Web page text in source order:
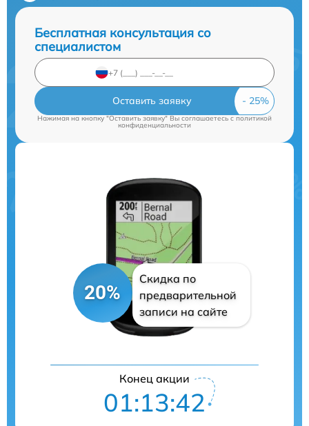
Бесплатная консультация со
специалистом
Оставить заявку
Нажимая на кнопку "Оставить заявку" Вы соглашаетесь cполитикой
конфиденциальности
20%
Скидка по
предварительной
записи на сайте
Конец акции
01:13:41